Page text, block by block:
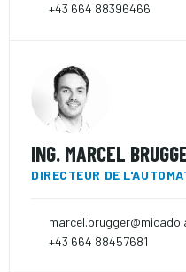
+43 664 88396466
ING. MARCEL
DIRECTEUR DE
+43 664 88457681